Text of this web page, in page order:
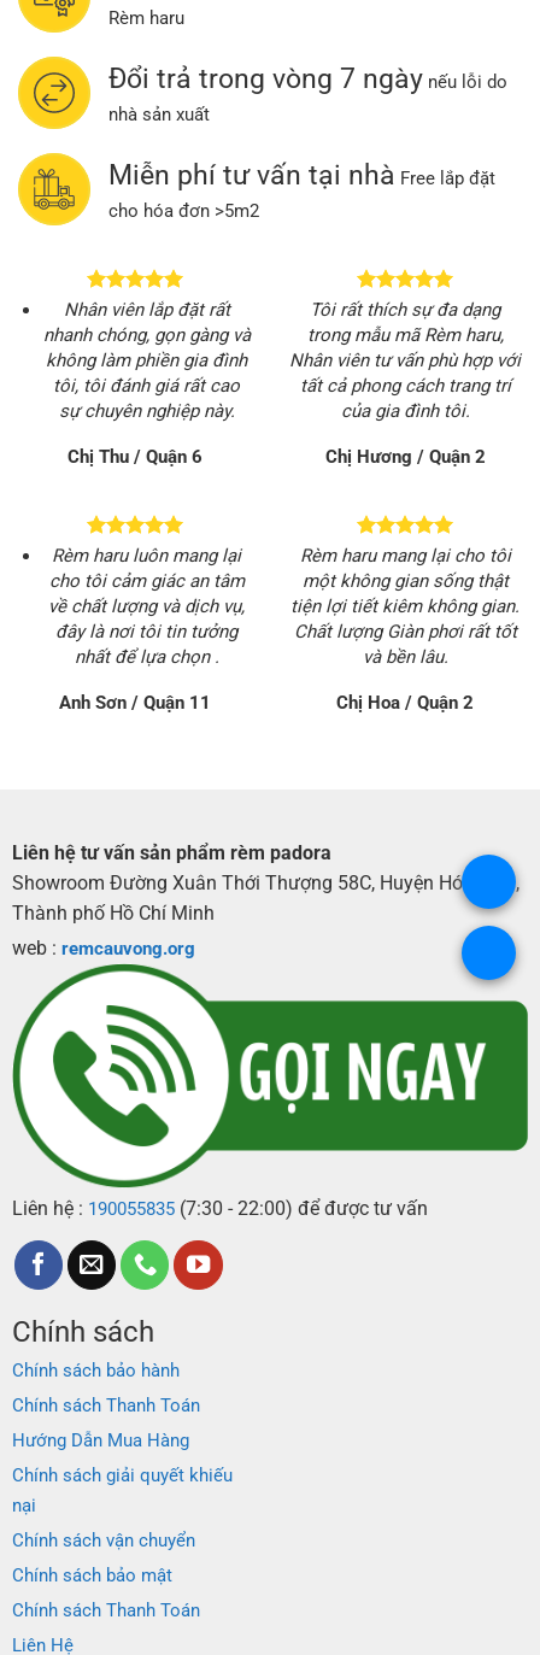
Rèm haru
Đổi trả trong vòng 7 ngày nếu lỗi do
nhà sản xuất
Miễn phí tư vấn tại nhà Free lắp đặt
cho hóa đơn >5m2
Nhân viên lắp đặt rất
nhanh chóng, gọn gàng và
không làm phiền gia đình
tôi, tôi đánh giá rất cao
sự chuyên nghiệp này.
Chị Thu / Quận 6
Rèm haru luôn mang lại
cho tôi cảm giác an tâm
về chất lượng và dịch vụ,
đây là nơi tôi tin tưởng
nhất để lựa chọn .
Anh Sơn / Quận 11
Tôi rất thích sự đa dạng
trong mẫu mã Rèm haru,
Nhân viên tư vấn phù hợp với
tất cả phong cách trang trí
của gia đình tôi.
Chị Hương / Quận 2
Rèm haru mang lại cho tôi
một không gian sống thật
tiện lợi tiết kiêm không gian.
Chất lượng Giàn phơi rất tốt
và bền lâu.
Chị Hoa / Quận 2
Liên hệ tư vấn sản phẩm rèm padora
Showroom Đường Xuân Thới Thượng 58C, Huyện Hóc Môn,
Thành phố Hồ Chí Minh
web : remcauvong.org
Liên hệ : 190055835(7:30 - 22:00) để được tư vấn
Chính sách
Chính sách bảo hành
Chính sách Thanh Toán
Hướng Dẫn Mua Hàng
Chính sách giải quyết khiếu
nại
Chính sách vận chuyển
Chính sách bảo mật
Chính sách Thanh Toán
Liên Hệ